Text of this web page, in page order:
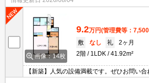
画像：14枚
9.2万円(管理費等：
敷
なし 礼
2ヶ月
2階
1LDK 41.92m²
【新築】人気の設備満載です。ぜひお問い合
ロック付きのマンションで新生活をスター